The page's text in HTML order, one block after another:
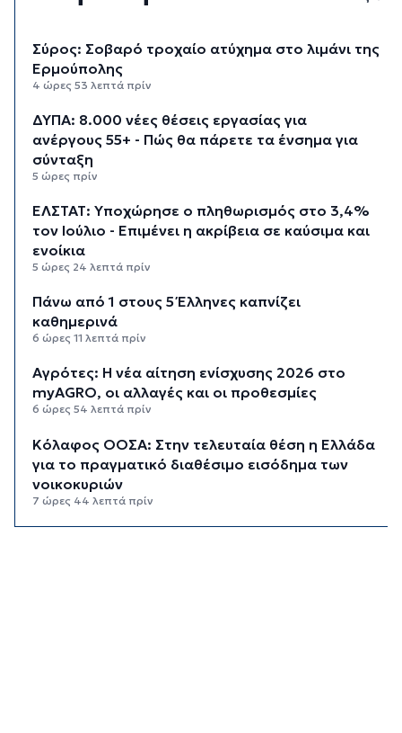
Σύρος: Σοβαρό τροχαίο ατύχημα στο λιμάνι της
Ερμούπολης
4 ώρες 53 λεπτά πρίν
ΔΥΠΑ: 8.000 νέες θέσεις εργασίας για
ανέργους 55+ - Πώς θα πάρετε τα ένσημα για
σύνταξη
5 ώρες πρίν
ΕΛΣΤΑΤ: Υποχώρησε ο πληθωρισμός στο 3,4%
τον Ιούλιο - Επιμένει η ακρίβεια σε καύσιμα και
ενοίκια
5 ώρες 24 λεπτά πρίν
Πάνω από 1 στους 5 Έλληνες καπνίζει
καθημερινά
6 ώρες 11 λεπτά πρίν
Αγρότες: Η νέα αίτηση ενίσχυσης 2026 στο
myAGRO, οι αλλαγές και οι προθεσμίες
6 ώρες 54 λεπτά πρίν
Κόλαφος ΟΟΣΑ: Στην τελευταία θέση η Ελλάδα
για το πραγματικό διαθέσιμο εισόδημα των
νοικοκυριών
7 ώρες 44 λεπτά πρίν